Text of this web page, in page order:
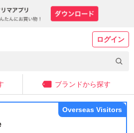
ログイン
ブランドから探す
Overseas Visitors